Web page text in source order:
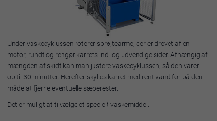
Under vaskecyklussen roterer sprøjtearme, der er drevet af en
motor, rundt og rengør karrets ind- og udvendige sider. Afhængig af
mængden af skidt kan man justere vaskecyklussen, så den varer i
op til 30 minutter. Herefter skylles karret med rent vand for på den
måde at fjerne eventuelle sæberester.
Det er muligt at tilvælge et specielt vaskemiddel.